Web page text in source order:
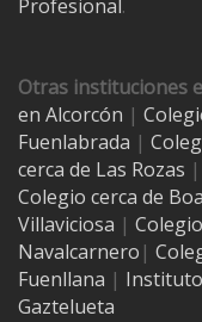
Profesional.
Otras instituciones
en Alcorcón |
Fuenlabrada |
cerca de Las Rozas |
Colegio cerca de
Villaviciosa |
Navalcarnero |
Fuenllana |
Gaztelueta